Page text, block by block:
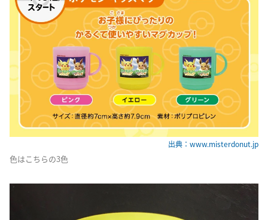
出典：www.misterdonut.jp
色はこちらの3色